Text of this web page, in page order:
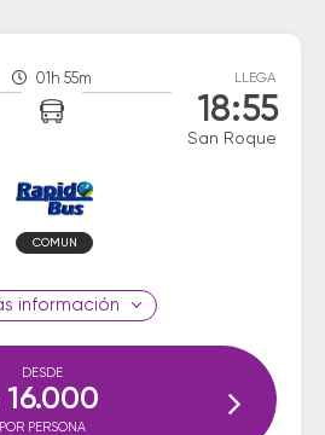
01h 55m LLEGA
18:55
San Roque
COMUN
información
DESDE
16.000
POR PERSONA